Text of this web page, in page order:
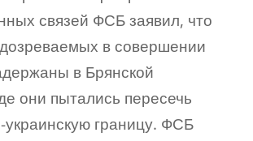
связей ФСБ заявил, что
в совершении
в Брянской
они пытались пересечь
украинскую границу. ФСБ